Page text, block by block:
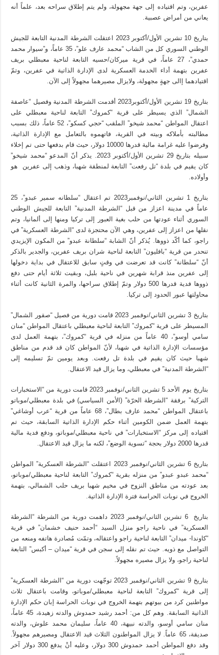
عفرين، وتم اقتياده إلى جهة مجهولة، ولم يتم إطلاق سراحه بعد، علماً أنه
يعاني من أمراض عصبية.
بتاريخ 10 تشرين الأول/أكتوبر 2023 اعتقلت الشرطة المدنية التابعة للجيش
الوطني السوري كل من الشاب “محمد عارف علو”، 35 عاماً، و”سيوار محمد
حمدي”، 27 عاماً، في قرية ميركان/حسيه التابعة لناحية معبطلي بريف
عفرين بتهمة أداء الخدمة العسكرية لدى الإدارة الذاتية في عفرين، وتمّ
اقتيادهما إالى جهةٍ مجهولة، ولايزال مصيرهما مجهولاً إلى الآن.
بتاريخ 19 تشرين الأول/أكتوبر2023 أقدمت الشرطة المدنية وفصيل “عاصفة
الشمال” الذي يسيطر على قرية “كمروك” التابعة لناحية معبطلي على
اعتقال المواطن “محمد شيخو” الملقب “حجي كسكو”، 52 عاماً، ذلك بسبب
مطالبته بأملاكه وبيته في القرية، فاتهموه بالتعامل مع الإدارة الذاتية،
وفرضوا عليه غرامة مالية قدرها 10000 دولار، حيث قام بدفعها حتى تم إخلاء
سبيله بتاريخ 29 تشرين الأول/أكتوبر 2023. يذكر أنّ المدعو “محمد شيخو”
كان يقيم في بلدة “تل رفعت” التابعة لمنطقة شهبا، وذهب إلى عفرين هو
وأولاده.
بتاريخ 1 تشرين الثاني/نوفمبر2023 تم اعتقال “سلطانه سمير عبدو”، 25
عاماً في مدينة اعزاز من قبل “الشرطة المدنية” التابعة للجيش الوطني
السوري أثناء عودتها من حلب بغية العبور إلى تركيا ومنها إلى ألمانيا، وتم
نقلها من اعزاز إلى عفرين، وهي الآن محتجزة لدى “الشرطة العسكرية” في
راجو، كما أكّد ذووها. يُذكر أنّ الشابة “سلطانة عبدو” من المكون الإيزيدي
تنحدر من قرية “بافليون” التابعة لناحية شران بريف عفرين، والجدير بالذكر
أنّ “سلطانة” كانت قد تعرضت في وقتٍ سابق للاعتقال في بداية دخولها
إلى عفرين منذ قرابة شهرين في ناحية بلبل، وبقيت ثلاثة أيام حتى دفع
ذووها فدية قدرها 500 دولار وتمّ إطلاق سراحها، والمرة الثانية كانت أثناء
محاولتها عبور الحدود إلى تركيا.
بتاريخ 3 تشرين الثاني/نوفمبر 2023 قامت دورية من فصيل “صقور الشمال”
المسيطر على قرية “كمروك” التابعة لناحية معبطلي باعتقال المواطن “منان
سامي أوسو”، 40 عاماً من منزله في قرية “كمروك”، بتهمة العمل لدى
مؤسسات الإدارة الذاتية في شهبا، لأنّ المواطن كان قد قدم من مناطق
شهبا حيث كان يقيم في بلدة تل رفعت. وبعد يومين تمّ تسليمه إلى
“الشرطة المدنية” في معبطلي، وما يزال قيد الاعتقال.
بتاريخ يوم الأحد 5 تشرين الثاني/نوفمبر 2023 قامت دورية من “الاستخبارات
التركية” برفقة “الشرطة الحرّة” (الأمن السياسي) في بلدة معبطلي/موباتو
باعتقال المواطن “محمد عارف بطال”، 68 عاماً من قرية “عرب أوشاغي”
بتهمة العمل ضمن الكومين أثناء حكم الإدارة الذاتية السابقة، حيث تم
اقتياده إلى مركز “الاستخبارات” في ناحية معبطلي/موباتو، ودفع فدية مالية
قدرها 2000 دولار بحجة “تسوية الوضع”، لكنه ما يزال قيد الاعتقال.
بتاريخ 6 تشرين الثاني/نوفمبر 2023 اعتقلت “الشرطة العسكرية” المواطن
“محمد عبدو عبدو” من منزله بقرية “كمروك” التابعة لناحية معبطلي/موباتو،
بعد عودته من مناطق النزوح في مخيم شهبا بريف حلب الشمالي، بتهمة
الخروج في نوبات الحراسة فترة الإدارة الذاتية.
بتاريخ 6 تشرين الثاني/نوفمبر 2023 داهمت دورية من الشرطة “الشرطة
العسكرية” في ناحية راجو منزل السيد “أحمد حنيف خشمان” في قرية
“كاوندا- ميدان” التابعة لناحية راجو واعتقاله، وتمّت مُصادرة هاتفه ومنعه من
التواصل مع ذويه. حيث تم نقله إلى سجن في قرية “ميدان – أكبس” التابعة
لناحية راجو، ولا يزال مصيره مجهولاً.
بتاريخ 9 تشرين الثاني/نوفمبر 2023 توجّهت دورية من “الشرطة العسكرية”
إلى قرية “كمروك” التابعة لناحية معبطلي/موباتو، وقامت باعتقال ثلاث
مواطنين كرد من بيوتهم بتهمة الخروج في نوبات الحراسة إبان حكم الإدارة
الذاتية السابقة. وهم كل من: أحمد رشيد حمدوش والدته زهيدة، 45 عاماً،
منان سامي أوسو، والدته نبيهة، 40 عاماً، سليمان محمد علوش، والدته
صديقة، 65 عاماً. لا يزال المواطنون الثلاث قيد الاعتقال ومصيرهم مجهولاً.
وقد دفع المواطن أحمد حمدوش 300 دولار، وعليه أنْ يدفع 300 دولار آخر